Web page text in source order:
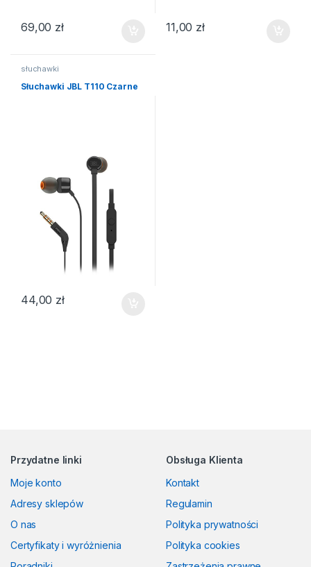
69,00 zł 11,00 zł
słuchawki
Słuchawki JBL T110 Czarne
44,00 zł
Przydatne linki
Moje konto
Adresy sklepów
O nas
Certyfikaty i wyróżnienia
Obsługa Klienta
Kontakt
Regulamin
Polityka prywatności
Polityka cookies